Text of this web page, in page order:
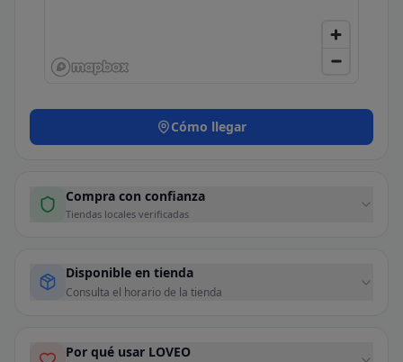
Cómo llegar
Compra con confianza
Tiendas locales verificadas
Disponible en tienda
Consulta el horario de la tienda
Por qué usar LOVEO